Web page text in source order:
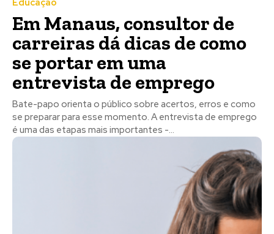
Educação
Em Manaus, consultor de
carreiras dá dicas de como
se portar em uma
entrevista de emprego
Bate-papo orienta o público sobre acertos, erros e como
se preparar para esse momento. A entrevista de emprego
é uma das etapas mais importantes -...